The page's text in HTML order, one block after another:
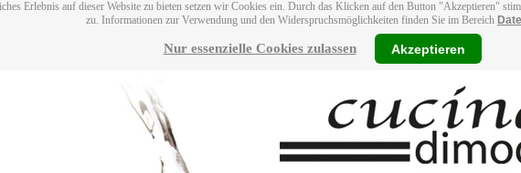
Erlebnis auf dieser Website zu bieten setzen wir Cookies ein. Durch das Klicken auf den Button "Akzeptieren"
zu. Informationen zur Verwendung und den Widerspruchsmöglichkeiten finden Sie im Bereich
Nur essenzielle Cookies zulassen Akzeptieren